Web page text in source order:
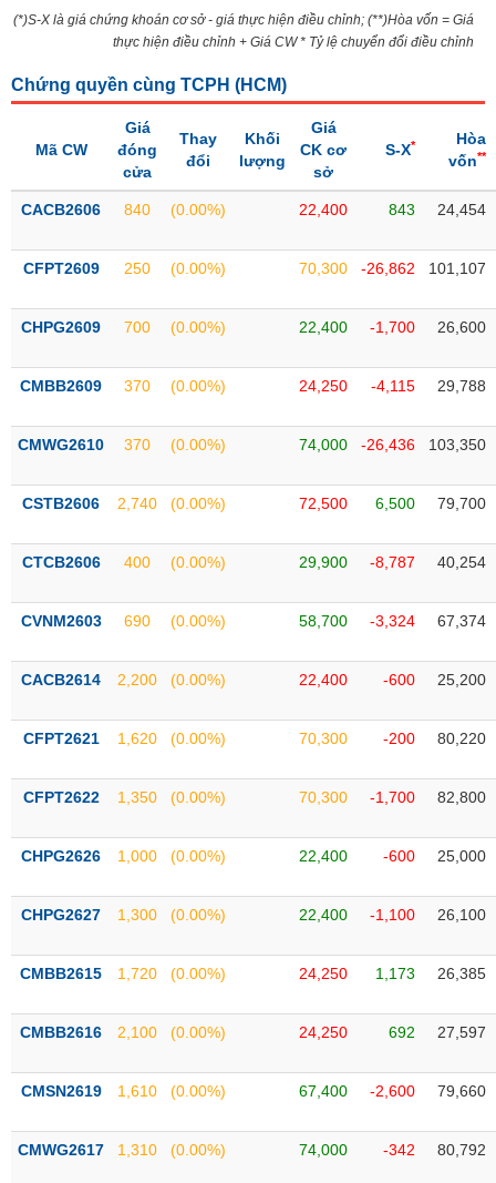
quan
dịch
chính
tích
thuật
sơ
doanh
Tin
Tâm
thị
trường
(*)S-X là giá chứng khoán cơ sở - giá thực hiện điều chỉnh; (**)Hòa vốn = Giá
thực hiện điều chỉnh + Giá CW * Tỷ lệ chuyển đổi điều chỉnh
Chứng quyền cùng TCPH (HCM)
Mã CW
Giá
đóng
cửa
Thay
đổi
Khối
lượng
Giá
CK cơ
sở
S-X*
Hòa
vốn**
CACB2606 840 (0.00%) 22,400 843 24,454
CFPT2609 250 (0.00%) 70,300 -26,862 101,107
CHPG2609 700 (0.00%) 22,400 -1,700 26,600
CMBB2609 370 (0.00%) 24,250 -4,115 29,788
CMWG2610 370 (0.00%) 74,000 -26,436 103,350
CSTB2606 2,740 (0.00%) 72,500 6,500 79,700
CTCB2606 400 (0.00%) 29,900 -8,787 40,254
CVNM2603 690 (0.00%) 58,700 -3,324 67,374
CACB2614 2,200 (0.00%) 22,400 -600 25,200
CFPT2621 1,620 (0.00%) 70,300 -200 80,220
CFPT2622 1,350 (0.00%) 70,300 -1,700 82,800
CHPG2626 1,000 (0.00%) 22,400 -600 25,000
CHPG2627 1,300 (0.00%) 22,400 -1,100 26,100
CMBB2615 1,720 (0.00%) 24,250 1,173 26,385
CMBB2616 2,100 (0.00%) 24,250 692 27,597
CMSN2619 1,610 (0.00%) 67,400 -2,600 79,660
CMWG2617 1,310 (0.00%) 74,000 -342 80,792
SECTOR
NĂNG
VẬT
CÔNG
DÙNG
THIẾT
YẾU
TIÊU
THIẾT
YẾU
CHĂM
SỨC
TÀI